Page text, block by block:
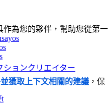
ションクリエイター
為您的夥伴，幫助您從第一
獲取上下文相關的建議 ，保